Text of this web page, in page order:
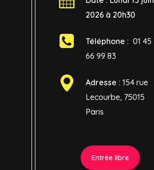
2026 à 20h30
Téléphone : 01 45
66 99 83
Adresse : 154 rue
Lecourbe, 75015
Paris
Entrée libre